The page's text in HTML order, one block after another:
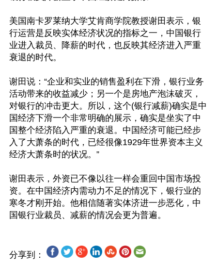
美国南卡罗莱纳大学艾肯商学院教授谢田表示，银
行运营是反映实体经济状况的指标之一，中国银行
业进入裁员、降薪的时代，也反映其经济进入严重
衰退的时代。
谢田说：“企业和实业的销售盈利在下滑，银行业务
活动带来的收益减少；另一个是房地产泡沫破灭，
对银行的冲击更大。所以，这个(银行减薪)确实是中
国经济下滑一个非常明确的展示，确实是坐实了中
国整个经济陷入严重的衰退。中国经济可能已经步
入了大萧条的时代，已经很像1929年世界资本主义
经济大萧条时的状况。”
谢田表示，外资已不像以往一样会重回中国市场投
资。在中国经济内需动力不足的情况下，银行业的
寒冬才刚开始。他相信随著实体济进一步恶化，中
分享到：